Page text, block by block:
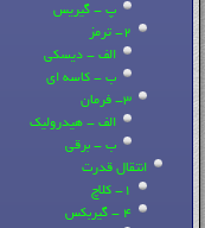
پ - گیریس
2- ترمز
الف - دیسکی
ب - کاسه ای
3- فرمان
الف - هیدرولیک
ب - برقی
انتقال قدرت
1- کلاچ
4 - گیربکس